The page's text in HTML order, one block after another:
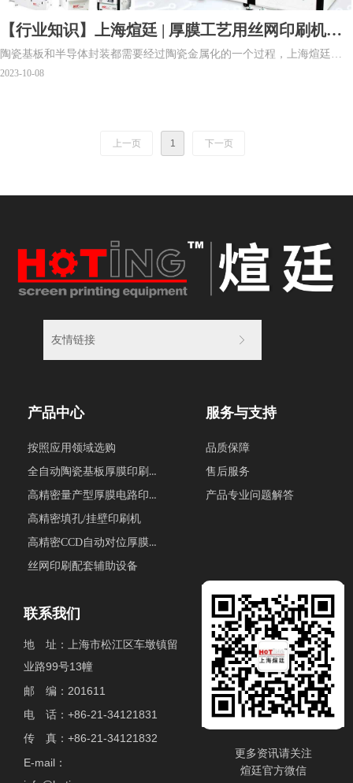
【行业知识】上海煊廷 | 厚膜工艺用丝网印刷机应
用于陶瓷基板的相关种类
陶瓷基板和半导体封装都需要经过陶瓷金属化的一个过程，上海煊廷生
产的厚膜工艺用丝网印刷机就应用在这个过程中，适用范围广泛，如相
器、片式电容电阻、叠层电感、陶瓷基板、电子雾化芯、SOFC燃料电池
2023-10-08
上一页 1 下一页
友情链接 ꁕ
按照应用领域选购
全自动陶瓷基板厚膜印刷生产线
高精密量产型厚膜电路印刷机
高精密填孔/挂壁印刷机
高精密CCD自动对位厚膜印刷机
丝网印刷配套辅助设备
产品中心 服务与支持
品质保障
售后服务
产品专业问题解答
联系我们
地 址：上海市松江区车墩镇留
业路99号13幢
邮 编：201611
电 话：+86-21-34121831
传 真：+86-21-34121832
E-mail：
更多资讯请关注
煊廷官方微信